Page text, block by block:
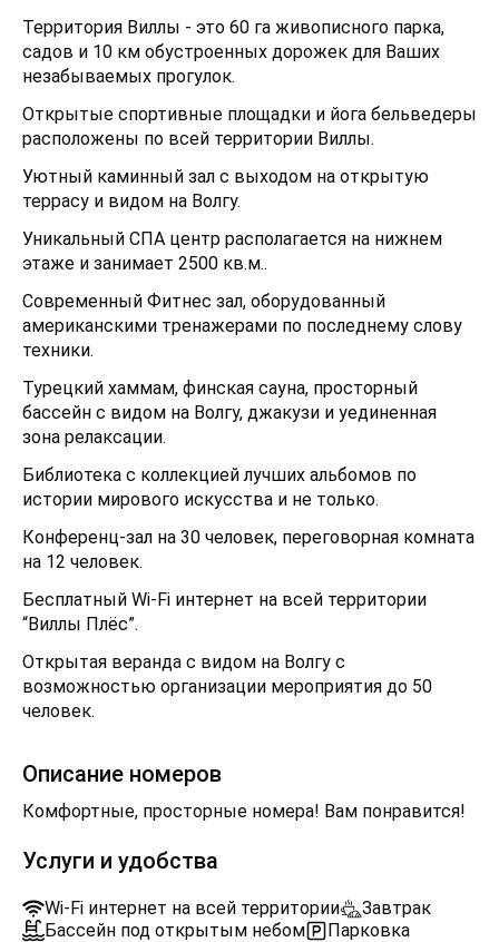
Территория Виллы - это 60 га живописного парка,
садов и 10 км обустроенных дорожек для Ваших
незабываемых прогулок.
Открытые спортивные площадки и йога бельведеры
расположены по всей территории Виллы.
Уютный каминный зал с выходом на открытую
террасу и видом на Волгу.
Уникальный СПА центр располагается на нижнем
этаже и занимает 2500 кв.м..
Современный Фитнес зал, оборудованный
американскими тренажерами по последнему слову
техники.
Турецкий хаммам, финская сауна, просторный
бассейн с видом на Волгу, джакузи и уединенная
зона релаксации.
Библиотека с коллекцией лучших альбомов по
истории мирового искусства и не только.
Конференц-зал на 30 человек, переговорная комната
на 12 человек.
Бесплатный Wi-Fi интернет на всей территории
“Виллы Плёс”.
Открытая веранда с видом на Волгу с
возможностью организации мероприятия до 50
человек.
Описание номеров
Комфортные, просторные номера! Вам понравится!
Услуги и удобства
Wi-Fi интернет на всей территории
Завтрак
Бассейн под открытым небом
Парковка